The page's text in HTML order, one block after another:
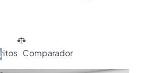
Comparador